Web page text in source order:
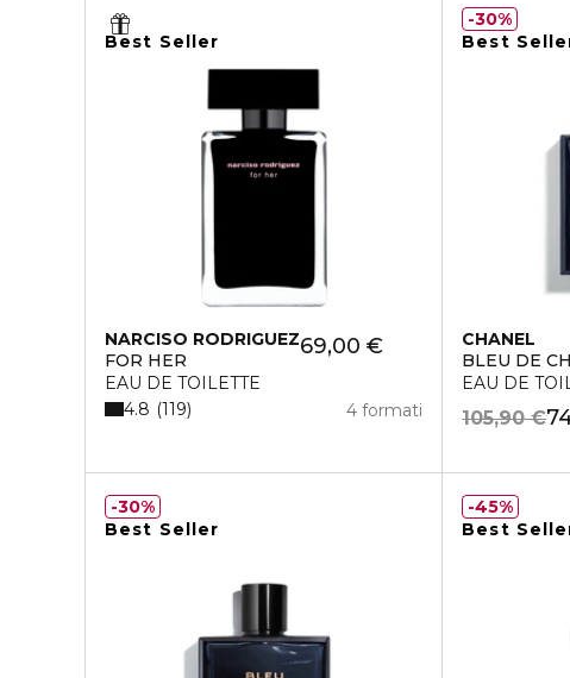
Best Seller
NARCISO RODRIGUEZ
FOR HER
EAU DE TOILETTE
69,00 €
4 formati
4.8 119
Best
CHANEL
BLEU DE
EAU DE
105,90 €
30%
Best Seller
30%
Best
45%